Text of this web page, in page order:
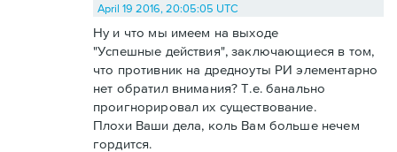
April 19 2016, 20:05:05 UTC
Ну и что мы имеем на выходе
"Успешные действия", заключающиеся в том,
что противник на дредноуты РИ элементарно
нет обратил внимания? Т.е. банально
проигнорировал их существование.
Плохи Ваши дела, коль Вам больше нечем
гордится.